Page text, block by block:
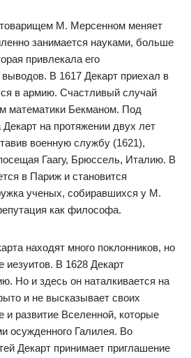
М. Мерсенном меняет
занимается науками, больше
привлекала его
В 1617 Декарт приехал в
в армию. Счастливый случай
математики Бекманом. Под
на протяжении двух лет
военную службу (1621),
Гаагу, Брюссель, Италию. В
в Париж и становится
ученых, собиравшихся у М.
как философа.
находят много поклонников, но
В 1628 Декарт
Но и здесь он наталкивается на
и не высказывает своих
и развитие Вселенной, которые
осужденного Галилея. Во
Декарт принимает приглашение